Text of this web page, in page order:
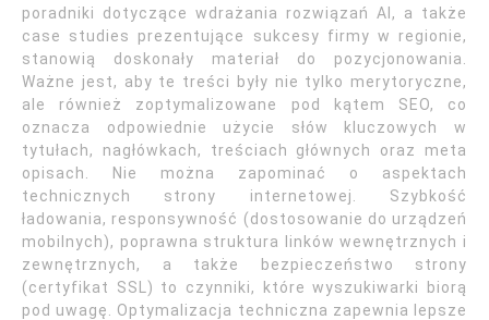
poradniki dotyczące wdrażania rozwiązań AI, a także
case studies prezentujące sukcesy firmy w regionie,
stanowią doskonały materiał do pozycjonowania.
Ważne jest, aby te treści były nie tylko merytoryczne,
ale również zoptymalizowane pod kątem SEO, co
oznacza odpowiednie użycie słów kluczowych w
tytułach, nagłówkach, treściach głównych oraz meta
opisach. Nie można zapominać o aspektach
technicznych strony internetowej. Szybkość
ładowania, responsywność (dostosowanie do urządzeń
mobilnych), poprawna struktura linków wewnętrznych i
zewnętrznych, a także bezpieczeństwo strony
(certyfikat SSL) to czynniki, które wyszukiwarki biorą
pod uwagę. Optymalizacja techniczna zapewnia lepsze